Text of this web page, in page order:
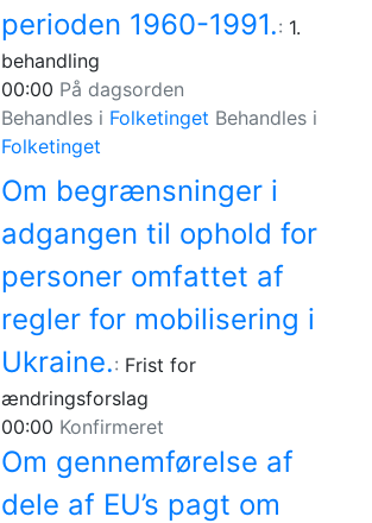
perioden 1960-1991.: 1.
behandling
00:00 På dagsorden
Behandles i Folketinget Behandles i
Folketinget
Om begrænsninger i
adgangen til ophold for
personer omfattet af
regler for mobilisering i
Ukraine.: Frist for
ændringsforslag
00:00 Konfirmeret
Om gennemførelse af
dele af EU’s pagt om